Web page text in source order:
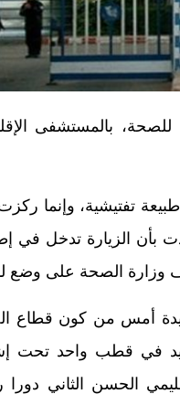
للصحة، بالمستشفى
طبيعة تفتيشية، وإنما
بأن الزيارة تدخل في
وزارة الصحة على وضع
أمس من كون قطاع
في قطب واحد تحت
الحسن الثاني دورا